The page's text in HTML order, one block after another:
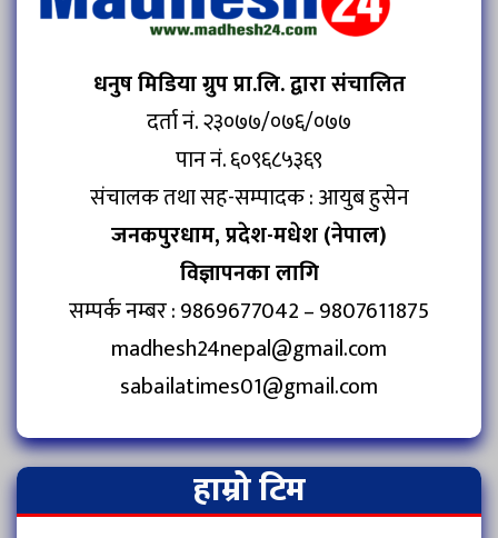
धनुष मिडिया ग्रुप प्रा.लि. द्वारा संचालित
दर्ता नं. २३०७७/०७६/०७७
पान नं. ६०९६८५३६९
संचालक तथा सह-सम्पादक : आयुब हुसेन
जनकपुरधाम, प्रदेश-मधेश (नेपाल)
विज्ञापनका लागि
सम्पर्क नम्बर : 9869677042 – 9807611875
madhesh24nepal@gmail.com
sabailatimes01@gmail.com
हाम्रो टिम